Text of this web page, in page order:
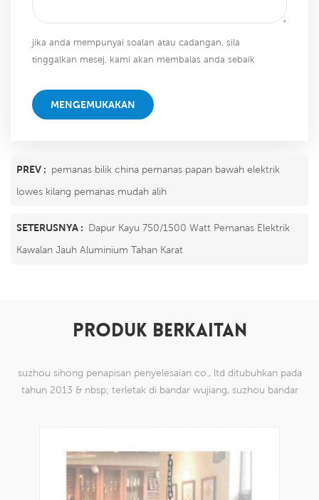
jika anda mempunyai soalan atau cadangan, sila
tinggalkan mesej, kami akan membalas anda sebaik
MENGEMUKAKAN
PREV : pemanas bilik china pemanas papan bawah elektrik
lowes kilang pemanas mudah alih
SETERUSNYA : Dapur Kayu 750/1500 Watt Pemanas Elektrik
Kawalan Jauh Aluminium Tahan Karat
PRODUK BERKAITAN
suzhou sihong penapisan penyelesaian co., ltd ditubuhkan pada
tahun 2013 & nbsp; terletak di bandar wujiang, suzhou bandar